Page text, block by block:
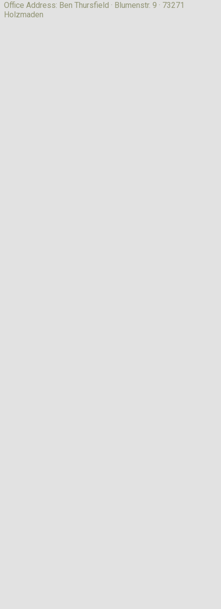
Office Address: Ben Thursfield · Blumenstr. 9 · 73271
Holzmaden